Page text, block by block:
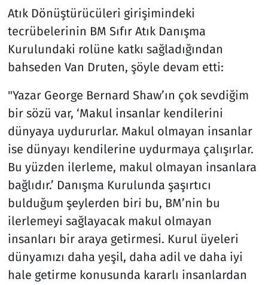
Atık Dönüştürücüleri girişimindeki
tecrübelerinin BM Sıfır Atık Danışma
Kurulundaki rolüne katkı sağladığından
bahseden Van Druten, şöyle devam etti:
"Yazar George Bernard Shaw’ın çok sevdiğim
bir sözü var, ‘Makul insanlar kendilerini
dünyaya uydururlar. Makul olmayan insanlar
ise dünyayı kendilerine uydurmaya çalışırlar.
Bu yüzden ilerleme, makul olmayan insanlara
bağlıdır.’ Danışma Kurulunda şaşırtıcı
bulduğum şeylerden biri bu, BM’nin bu
ilerlemeyi sağlayacak makul olmayan
insanları bir araya getirmesi. Kurul üyeleri
dünyamızı daha yeşil, daha adil ve daha iyi
hale getirme konusunda kararlı insanlardan